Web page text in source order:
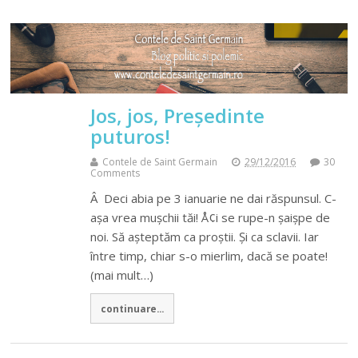
Jos, jos, Președinte
puturos!
Contele de Saint Germain 29/12/2016
30
Comments
Â Deci abia pe 3 ianuarie ne dai răspunsul. C-
așa vrea mușchii tăi! Å¢i se rupe-n șaișpe de
noi. Să așteptăm ca proștii. Și ca sclavii. Iar
între timp, chiar s-o mierlim, dacă se poate!
(mai mult…)
continuare...